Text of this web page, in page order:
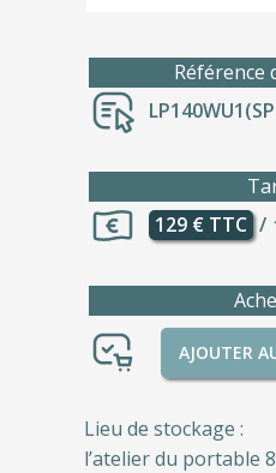
Référence
129 € TTC /
AJOUTER
Lieu de stockage :
l’atelier du portable